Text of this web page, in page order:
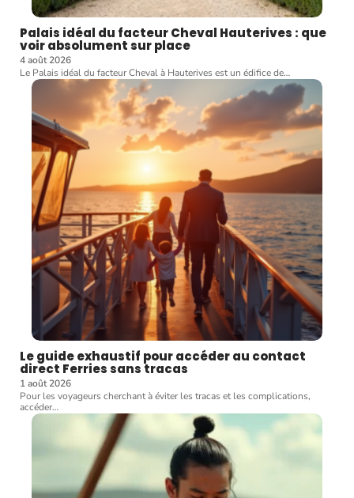
Palais idéal du facteur Cheval Hauterives : que
voir absolument sur place
4 août 2026
Le Palais idéal du facteur Cheval à Hauterives est un édifice de…
Le guide exhaustif pour accéder au contact
direct Ferries sans tracas
1 août 2026
Pour les voyageurs cherchant à éviter les tracas et les complications,
accéder…